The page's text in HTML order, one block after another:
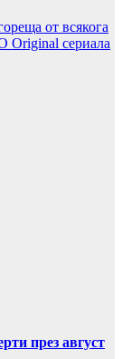
от всякога
Original сериала
през август